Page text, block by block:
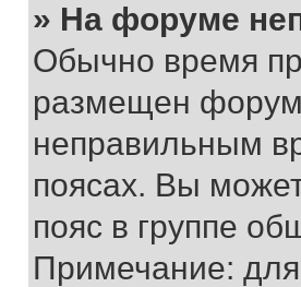
» На форуме
Обычно время
размещен
неправильным
поясах. Вы
пояс в группе
Примечание: для